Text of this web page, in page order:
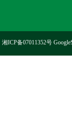
湘ICP备07011352号